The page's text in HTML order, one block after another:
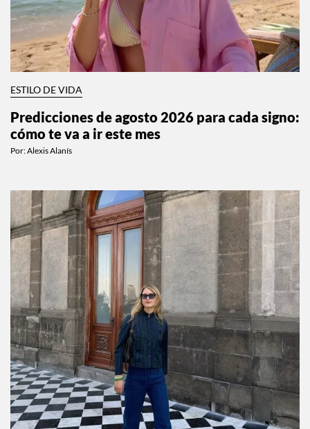
ESTILO DE VIDA
Predicciones de agosto 2026 para cada signo:
cómo te va a ir este mes
Por:Alexis Alanís